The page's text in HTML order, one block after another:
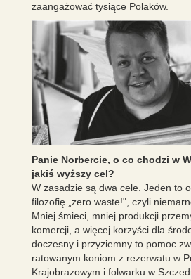
zaangażować tysiące Polaków.
Panie Norbercie, o co chodzi w
jakiś wyższy cel?
W zasadzie są dwa cele. Jeden to
filozofię „zero waste!", czyli
Mniej śmieci, mniej produkcji
komercji, a więcej korzyści dla
doczesny i przyziemny to pomoc
ratowanym koniom z rezerwatu w
Krajobrazowym i folwarku w